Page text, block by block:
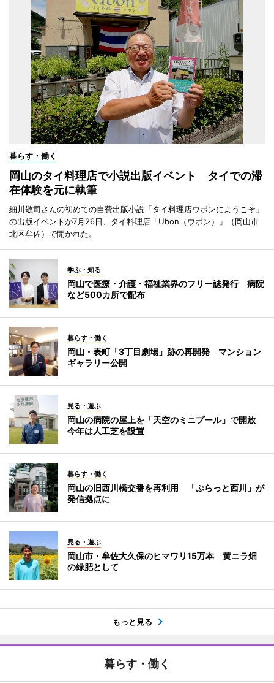
暮らす・働く
岡山のタイ料理店で小説出版イベント タイでの滞
在体験を元に執筆
細川敬司さんの初めての自費出版小説「タイ料理店ウボンにようこそ」
の出版イベントが7月26日、タイ料理店「Ubon（ウボン）」（岡山市
北区牟佐）で開かれた。
学ぶ・知る
岡山で医療・介護・福祉業界のフリー誌発行 病院
など500カ所で配布
暮らす・働く
岡山・表町「3丁目劇場」跡の再開発 マンション
ギャラリー公開
見る・遊ぶ
岡山の病院の屋上を「天空のミニプール」で開放
今年は人工芝を設置
暮らす・働く
岡山の旧西川橋交番を再利用 「ぷらっと西川」が
発信拠点に
見る・遊ぶ
岡山市・牟佐大久保のヒマワリ15万本 黄ニラ畑
の緑肥として
もっと見る
暮らす・働く